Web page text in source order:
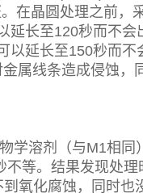
在晶圆处理之前，
长至120秒而不会
延长至150秒而不
属线条造成侵蚀，
学溶剂（与M1相同
等。结果发现处理
氧化腐蚀，同时也